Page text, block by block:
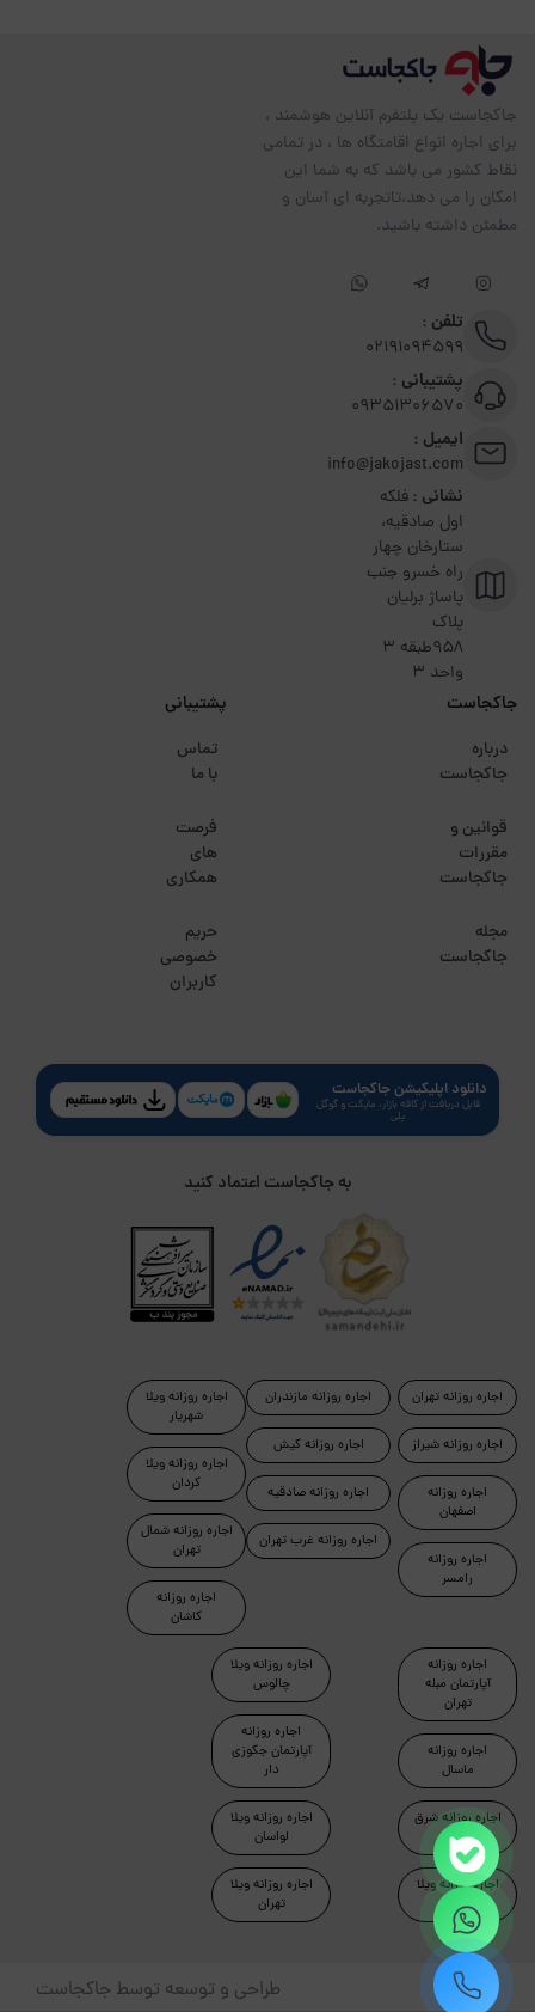
جاکجاست یک پلتفرم آنلاین هوشمند ،
برای اجاره انواع اقامتگاه ها ، در تمامی
نقاط کشور می باشد که به شما این
امکان را می دهد،تاتجربه ای آسان و
مطمئن داشته باشید.
تلفن :
02191094599
پشتیبانی :
09351306570
ایمیل :
info@jakojast.com
نشانی :فلکه
اول صادقیه،
ستارخان چهار
راه خسرو جنب
پاساژ برلیان
پلاک
۹۵۸طبقه 3
واحد 3
جاکجاست
درباره
جاکجاست
قوانین و
مقررات
جاکجاست
مجله
جاکجاست
پشتیبانی
تماس
با ما
فرصت
های
همکاری
حریم
خصوصی
کاربران
دانلود اپلیکیشن جاکجاست
قابل دریافت از کافه بازار، مایکت و گوگل
پلی
به جاکجاست اعتماد کنید
اجاره روزانه تهران
اجاره روزانه شیراز
اجاره روزانه
اصفهان
اجاره روزانه
رامسر
اجاره روزانه مازندران
اجاره روزانه کیش
اجاره روزانه صادقیه
اجاره روزانه غرب تهران
اجاره روزانه ویلا
شهریار
اجاره روزانه ویلا
کردان
اجاره روزانه شمال
تهران
اجاره روزانه
کاشان
اجاره روزانه
آپارتمان مبله
تهران
اجاره روزانه
ماسال
اجاره روزانه شرق
تهران
اجاره روزانه ویلا
دماوند
اجاره روزانه ویلا
چالوس
اجاره روزانه
آپارتمان جکوزی
دار
اجاره روزانه ویلا
لواسان
اجاره روزانه ویلا
تهران
طراحی و توسعه توسط جاکجاست